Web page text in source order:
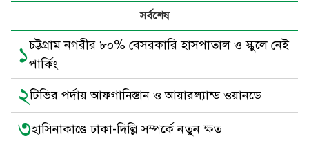
সর্বশেষ
১চট্টগ্রাম নগরীর ৮০% বেসরকারি হাসপাতাল ও স্কুলে নেই
পার্কিং
২টিভির পর্দায় আফগানিস্তান ও আয়ারল্যান্ড ওয়ানডে
৩হাসিনাকাণ্ডে ঢাকা-দিল্লি সম্পর্কে নতুন ক্ষত